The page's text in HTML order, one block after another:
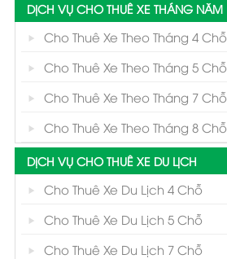
DỊCH VỤ CHO THUÊ XE THÁNG NĂM
Cho Thuê Xe Theo Tháng 4 Chỗ
Cho Thuê Xe Theo Tháng 5 Chỗ
Cho Thuê Xe Theo Tháng 7 Chỗ
Cho Thuê Xe Theo Tháng 8 Chỗ
DỊCH VỤ CHO THUÊ XE DU LỊCH
Cho Thuê Xe Du Lịch 4 Chỗ
Cho Thuê Xe Du Lịch 5 Chỗ
Cho Thuê Xe Du Lịch 7 Chỗ